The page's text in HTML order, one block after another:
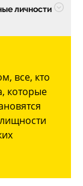
личности
все, кто
которые
уровня.